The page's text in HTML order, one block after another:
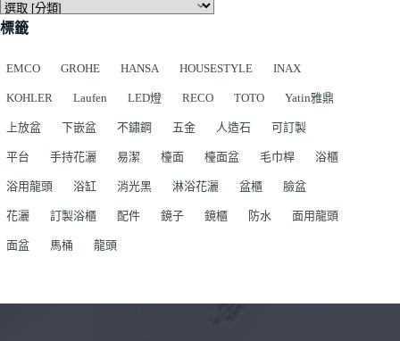
標籤
EMCO GROHE HANSA HOUSESTYLE INAX
KOHLER Laufen LED燈 RECO TOTO Yatin雅鼎
上放盆 下嵌盆 不鏽鋼 五金 人造石 可訂製
平台 手持花灑 易潔 檯面 檯面盆 毛巾桿 浴櫃
浴用龍頭 浴缸 消光黑 淋浴花灑 盆櫃 臉盆
花灑 訂製浴櫃 配件 鏡子 鏡櫃 防水 面用龍頭
面盆 馬桶 龍頭